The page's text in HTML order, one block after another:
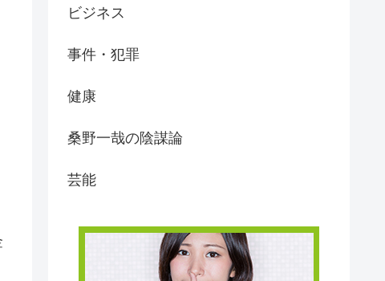
ビジネス
事件・犯罪
健康
桑野一哉の陰謀論
芸能